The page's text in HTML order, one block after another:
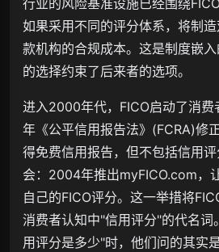
行业的风险基准设施已经围绕
如果采用不同的评分体系，将制
款机构的合规成本。这是制度嵌
的选择约束了后来者的选项。
进入2000年代，FICO启动了消
年《公平信用报告法》(FCRA)修
得免费信用报告，但不包括信用
会：2004年推出myFICO.com，
自己的FICO评分。这一举措将
消费者认知中"信用评分"的代名词
用评分是多少"时，他们问的其实